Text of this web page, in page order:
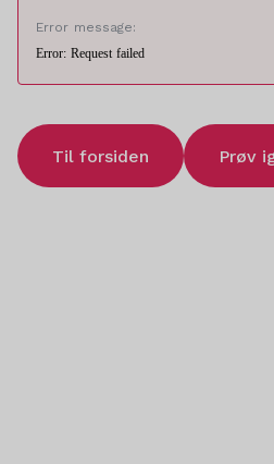
Error message:
Error: Request failed
Til forsiden Prøv